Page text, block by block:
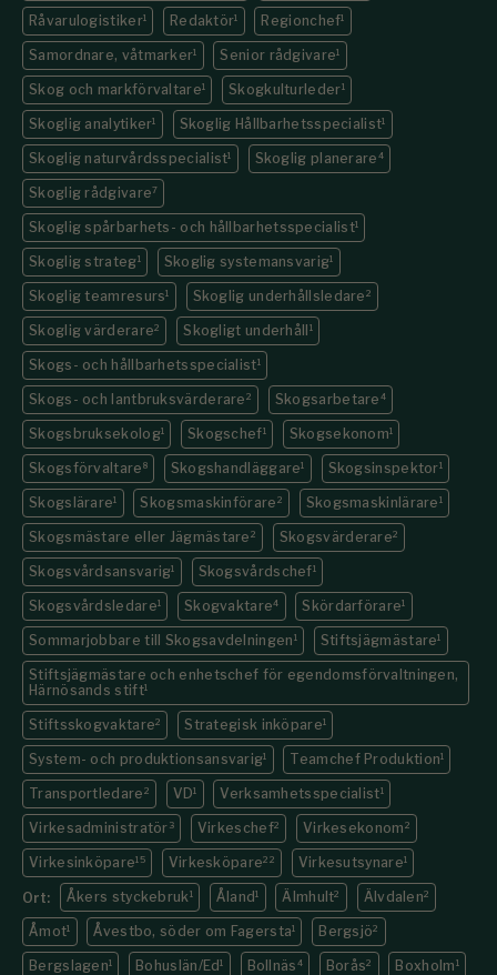
Råvarulogistiker1 Redaktör1 Regionchef1
Samordnare, våtmarker1 Senior rådgivare1
Skog och markförvaltare1 Skogkulturleder1
Skoglig analytiker1 Skoglig Hållbarhetsspecialist1
Skoglig naturvårdsspecialist1 Skoglig planerare 4
Skoglig rådgivare7
Skoglig spårbarhets- och hållbarhetsspecialist1
Skoglig strateg1 Skoglig systemansvarig1
Skoglig teamresurs1 Skoglig underhållsledare 2
Skoglig värderare2 Skogligt underhåll 1
Skogs- och hållbarhetsspecialist1
Skogs- och lantbruksvärderare 2 Skogsarbetare 4
Skogsbruksekolog1 Skogschef1 Skogsekonom1
Skogsförvaltare 8 Skogshandläggare1 Skogsinspektor1
Skogslärare1 Skogsmaskinförare 2 Skogsmaskinlärare 1
Skogsmästare eller Jägmästare 2 Skogsvärderare2
Skogsvårdsansvarig1 Skogsvårdschef1
Skogsvårdsledare1 Skogvaktare4 Skördarförare1
Sommarjobbare till Skogsavdelningen 1 Stiftsjägmästare1
Stiftsjägmästare och enhetschef för egendomsförvaltningen,
Härnösands stift1
Stiftsskogvaktare2 Strategisk inköpare1
System- och produktionsansvarig1 Teamchef Produktion1
Transportledare 2 VD1 Verksamhetsspecialist1
Virkesadministratör 3 Virkeschef2 Virkesekonom 2
Virkesinköpare15 Virkesköpare22 Virkesutsynare1
Ort: Åkers styckebruk1 Åland1 Älmhult2 Älvdalen2
Åmot1 Åvestbo, söder om Fagersta1 Bergsjö2
Bergslagen1 Bohuslän/Ed1 Bollnäs 4 Borås2 Boxholm 1